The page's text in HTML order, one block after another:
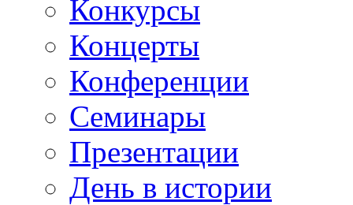
Конкурсы
Концерты
Конференции
Семинары
Презентации
День в истории